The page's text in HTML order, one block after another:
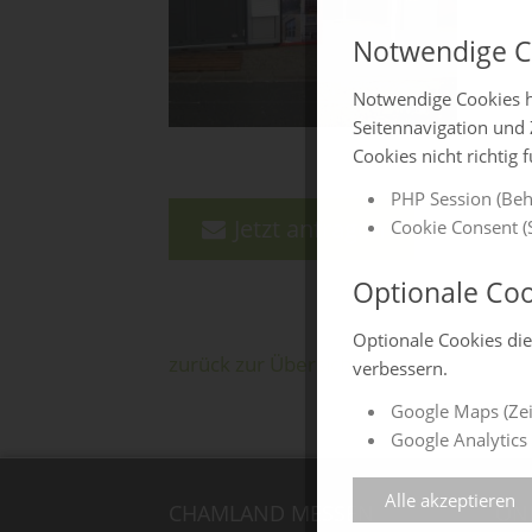
Jetzt anfragen
zurück zur Übersicht
Notwendige
Notwendige Cookies
Seitennavigation und
Cookies nicht richtig
PHP Session
Cookie Consent
Optionale
Optionale Cookies
verbessern.
Google Maps
Google
Alle akzeptieren